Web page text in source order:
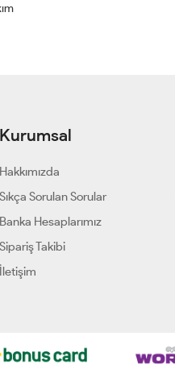
Kurumsal
Hakkımızda
Sıkça Sorulan Sorular
Banka Hesaplarımız
Sipariş Takibi
İletişim